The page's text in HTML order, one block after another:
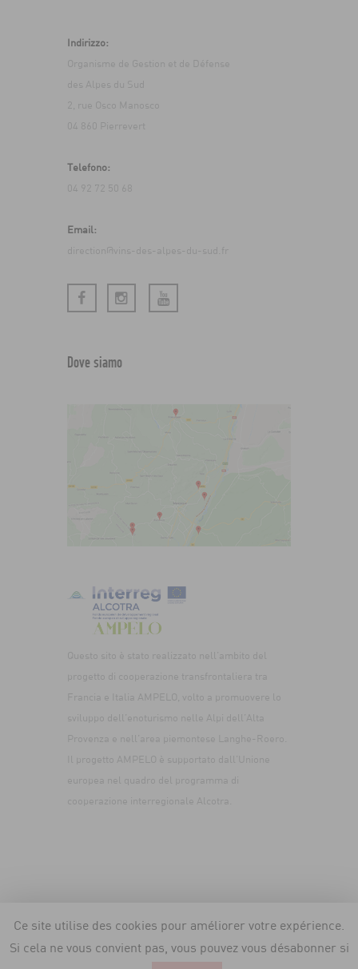
Indirizzo:
Organisme de Gestion et de Défense
des Alpes du Sud
2, rue Osco Manosco
04 860 Pierrevert
Telefono:
04 92 72 50 68
Email:
direction@vins-des-alpes-du-sud.fr
Dove siamo
Questo sito è stato realizzato nell’ambito del
progetto di cooperazione transfrontaliera tra
Francia e Italia AMPELO, volto a promuovere lo
sviluppo dell’enoturismo nelle Alpi dell’Alta
Provenza e nell’area piemontese Langhe-Roero.
Il progetto AMPELO è supportato dall’Unione
europea nel quadro del programma di
cooperazione interregionale Alcotra.
Les vins de Haute-Provence © 2026. Tous droits
Ce site utilise des cookies pour améliorer votre expérience.
Si cela ne vous convient pas, vous pouvez vous désabonner si